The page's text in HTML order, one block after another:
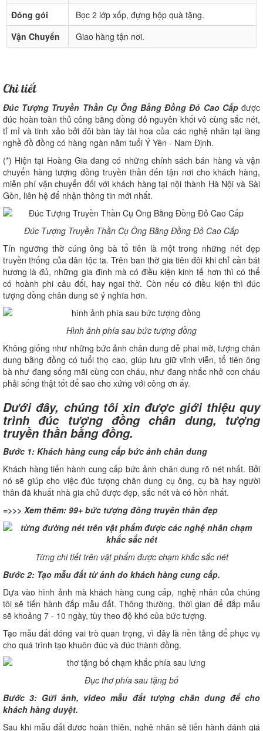
Đóng gói
Bọc 2 lớp xốp, đựng hộp quà tặng.
Vận Chuyển
Giao hàng tận nơi.
Chi tiết
Đúc Tượng Truyền Thần Cụ Ông Bằng Đồng Đỏ Cao Cấpđược
đúc hoàn toàn thủ công bằng đồng đỏ nguyên khối vô cùng sắc nét,
tỉ mỉ và tinh xảo bởi đôi bàn tày tài hoa của các nghệ nhân tại làng
nghề đồ đồng có hàng ngàn năm tuổi Ý Yên - Nam Định.
(*) Hiện tại Hoàng Gia đang có những chính sách bán hàng và vận
chuyển hàng tượng đồng truyền thần đến tận nơi cho khách hàng,
miễn phí vận chuyển đối với khách hàng tại nội thành Hà Nội và Sài
Gòn, liên hệ để nhận thông tin mới nhất.
Đúc Tượng Truyền Thần Cụ Ông Bằng Đồng Đỏ Cao Cấp
Tín ngưỡng thờ cúng ông bà tổ tiên là một trong những nét đẹp
truyền thống của dân tộc ta. Trên ban thờ gia tiên đôi khi chỉ cần bát
hương là đủ, những gia đình mà có điều kiện kinh tế hơn thì có thể
có hoành phi câu đối, hay ngai thờ. Còn nếu có điều kiện thì đúc
tượng đồng chân dung sẽ ý nghĩa hơn.
Hình ảnh phía sau bức tượng đồng
Không giống như những bức ảnh chân dung dễ phai mờ, tượng chân
dung bằng đồng có tuổi thọ cao, giúp lưu giữ vĩnh viễn, tổ tiên ông
bà như đang sống mãi cùng con cháu, như đang nhắc nhở con cháu
phải sống thật tốt để sao cho xứng với công ơn ấy.
Dưới đây, chúng tôi xin được giới thiệu quy
trình đúc tượng đồng chân dung, tượng
truyền thần bằng đồng.
Bước 1: Khách hàng cung cấp bức ảnh chân dung
Khách hàng tiến hành cung cấp bức ảnh chân dung rõ nét nhất. Bởi
nó sẽ giúp cho việc đúc tượng chân dung cụ ông, cụ bà hay người
thân đã khuất nhà gia chủ được đẹp, sắc nét và có hồn nhất.
=>>> Xem thêm: 99+ bức tượng đồng truyền thần đẹp
Từng chi tiết trên vật phẩm được chạm khắc sắc nét
Bước 2: Tạo mẫu đất từ ảnh do khách hàng cung cấp.
Dựa vào hình ảnh mà khách hàng cung cấp, nghệ nhân của chúng
tôi sẽ tiến hành đắp mẫu đất. Thông thường, thời gian để đắp mẫu
sẽ khoảng 7 - 10 ngày, tùy theo độ khó của bức tượng.
Tạo mẫu đất đóng vai trò quan trọng, vì đây là nền tảng để phục vụ
cho quá trình tạo khuôn đúc và đúc thành đồng.
Đục thơ phía sau tặng bố
Bước 3: Gửi ảnh, video mẫu đất tượng chân dung để cho
khách hàng duyệt.
Sau khi mẫu đất được hoàn thiện, nghệ nhân sẽ tiến hành đánh giá